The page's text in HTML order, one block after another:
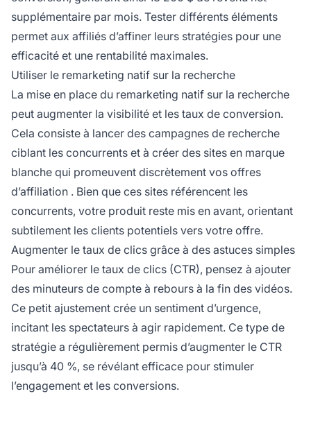
supplémentaire par mois. Tester différents éléments
permet aux affiliés d’affiner leurs stratégies pour une
efficacité et une rentabilité maximales.
Utiliser le remarketing natif sur la recherche
La mise en place du remarketing natif sur la recherche
peut augmenter la visibilité et les taux de conversion.
Cela consiste à lancer des campagnes de recherche
ciblant les concurrents et à créer des sites en marque
blanche qui promeuvent discrètement vos offres
d’affiliation . Bien que ces sites référencent les
concurrents, votre produit reste mis en avant, orientant
subtilement les clients potentiels vers votre offre.
Augmenter le taux de clics grâce à des astuces simples
Pour améliorer le taux de clics (CTR), pensez à ajouter
des minuteurs de compte à rebours à la fin des vidéos.
Ce petit ajustement crée un sentiment d’urgence,
incitant les spectateurs à agir rapidement. Ce type de
stratégie a régulièrement permis d’augmenter le CTR
jusqu’à 40 %, se révélant efficace pour stimuler
l’engagement et les conversions.